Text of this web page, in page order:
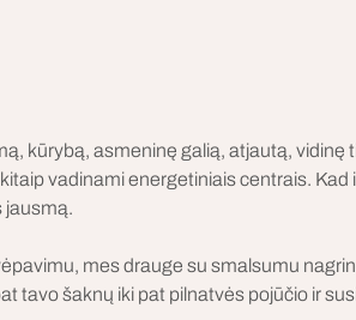
kūrybą, asmeninę galią, atjautą, vidinę
vadinami energetiniais centrais. Kad
jausmą.
mes drauge su smalsumu
tavo šaknų iki pat pilnatvės pojūčio ir